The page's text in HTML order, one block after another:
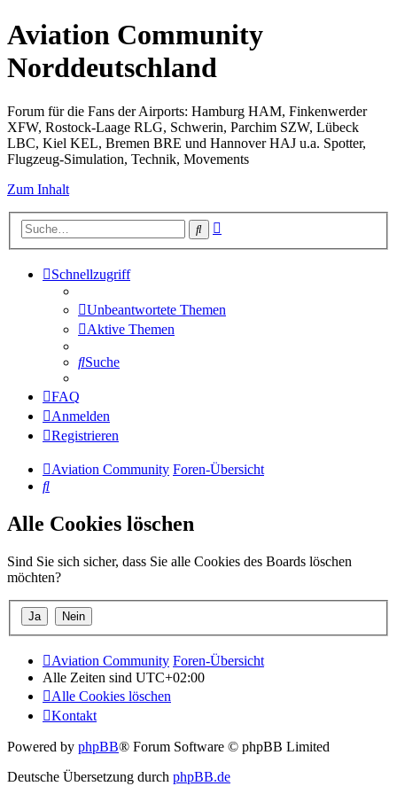
Aviation Community
Norddeutschland
Forum für die Fans der Airports: Hamburg HAM, Finkenwerder
XFW, Rostock-Laage RLG, Schwerin, Parchim SZW, Lübeck
LBC, Kiel KEL, Bremen BRE und Hannover HAJ u.a. Spotter,
Flugzeug-Simulation, Technik, Movements
Zum Inhalt
Suche
Schnellzugriff
Unbeantwortete Themen
Aktive Themen
Suche
FAQ
Anmelden
Registrieren
Aviation Community Foren-Übersicht
Suche
Alle Cookies löschen
Sind Sie sich sicher, dass Sie alle Cookies des Boards löschen
möchten?
Aviation Community Foren-Übersicht
Alle Zeiten sind UTC+02:00
Alle Cookies löschen
Kontakt
Powered by phpBB® Forum Software © phpBB Limited
Deutsche Übersetzung durch phpBB.de